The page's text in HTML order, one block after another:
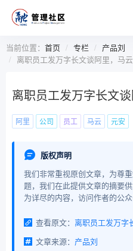
当前位置： 首页 专栏
产品刘
离职员工发万字长文谈阿里，马
离职员工发万字长文
阿里 公司 员工 马云 元安
版权声明
我们非常重视原创文章，为尊
题，我们在此提供文章的摘要
为详尽的内容，访问作者的公
查看原文： 离职员工发万字
文章来源： 产品刘